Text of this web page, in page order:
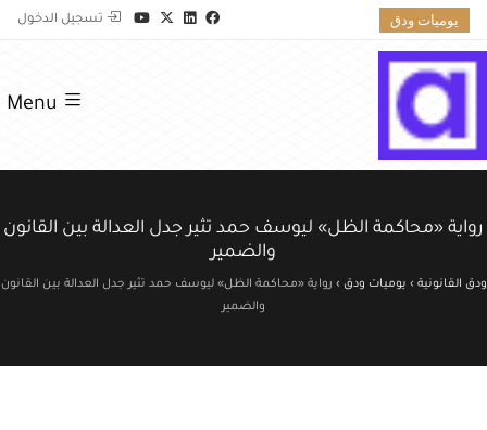
يوميات ودق تسجيل الدخول
Menu
رواية «محاكمة الظل» ليوسف حمد تثير جدل العدالة بين القانون
والضمير
ودق القانونية › يوميات ودق › رواية «محاكمة الظل» ليوسف حمد تثير جدل العدالة بين القانون
والضمير